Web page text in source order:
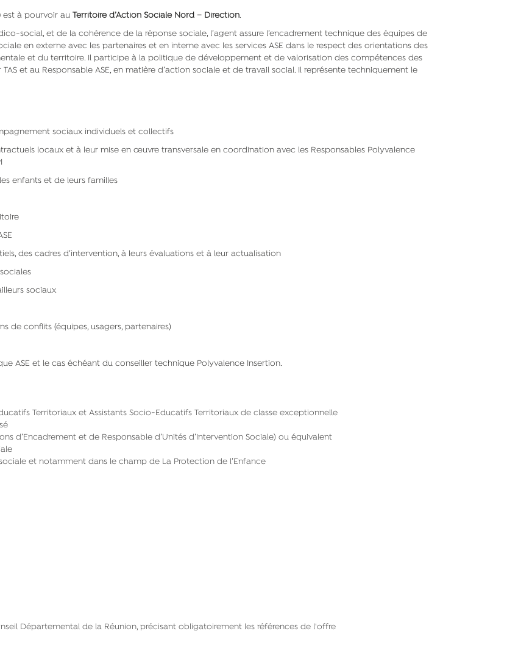
est à pourvoir au Territoire d’Action Sociale Nord – Direction.
social, et de la cohérence de la réponse sociale, l’agent assure l’encadrement technique des équipes de
en externe avec les partenaires et en interne avec les services ASE dans le respect des orientations des
et du territoire. Il participe à la politique de développement et de valorisation des compétences des
et au Responsable ASE, en matière d’action sociale et de travail social. Il représente techniquement le
sociaux individuels et collectifs
locaux et à leur mise en œuvre transversale en coordination avec les Responsables Polyvalence
enfants et de leurs familles
des cadres d’intervention, à leurs évaluations et à leur actualisation
sociaux
conflits (équipes, usagers, partenaires)
ASE et le cas échéant du conseiller technique Polyvalence Insertion.
Territoriaux et Assistants Socio-Educatifs Territoriaux de classe exceptionnelle
d’Encadrement et de Responsable d’Unités d’Intervention Sociale) ou équivalent
et notamment dans le champ de La Protection de l’Enfance
Départemental de la Réunion, précisant obligatoirement les références de l'offre